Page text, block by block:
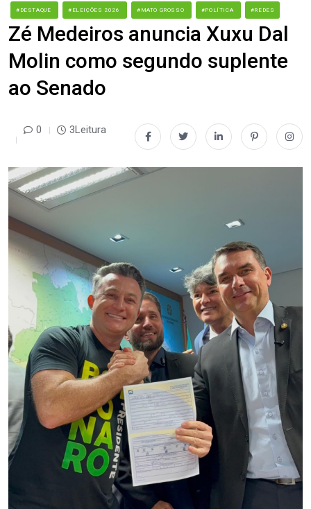
#DESTAQUE #ELEIÇÕES 2026 #MATO GROSSO #POLÍTICA #REDES
Zé Medeiros anuncia Xuxu Dal
Molin como segundo suplente
ao Senado
0 3Leitura